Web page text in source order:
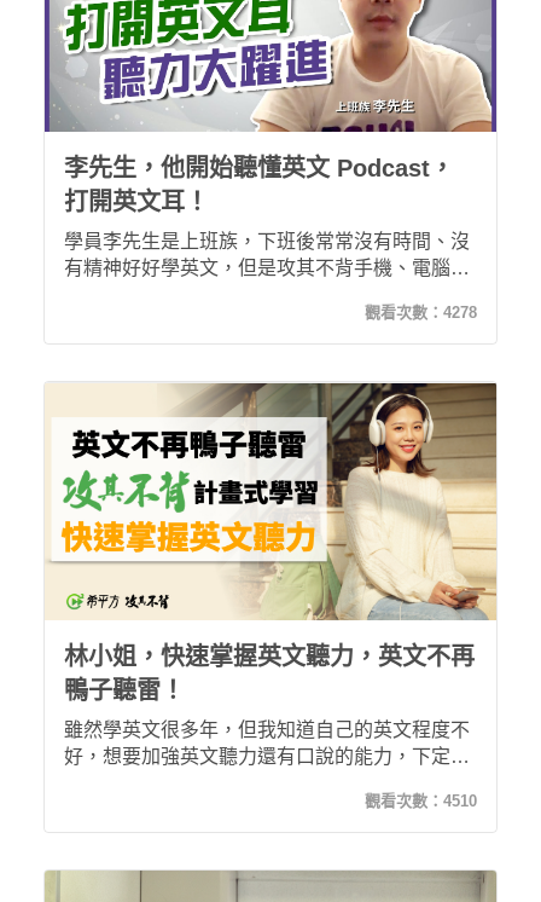
李先生，他開始聽懂英文 Podcast，
打開英文耳！
學員李先生是上班族，下班後常常沒有時間、沒
有精神好好學英文，但是攻其不背手機、電腦都
驟學習不僅訓練全方位英文能力，更是讓學員能
徹底活用在生活中，最近完成了 30 天特訓的李
觀看次數： 4278
林小姐，快速掌握英文聽力，英文不再
鴨子聽雷！
雖然學英文很多年，但我知道自己的英文程度不
好，想要加強英文聽力還有口說的能力，下定決
了！希平方大大增加了我的信心與對英文的決
心，我再也不怕聽外國人說話了！
觀看次數： 4510